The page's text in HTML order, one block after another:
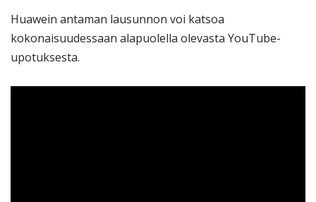
Huawein antaman lausunnon voi katsoa
kokonaisuudessaan alapuolella olevasta YouTube-
upotuksesta.